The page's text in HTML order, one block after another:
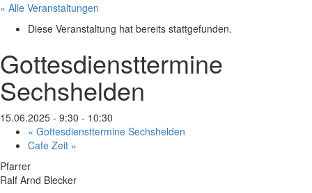
« Alle Veranstaltungen
Diese Veranstaltung hat bereits stattgefunden.
Gottesdiensttermine
Sechshelden
15.06.2025 - 9:30 - 10:30
« Gottesdiensttermine Sechshelden
Cafe Zeit »
Pfarrer
Ralf Arnd Blecker